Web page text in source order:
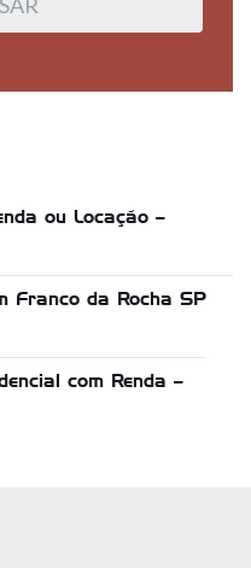
ou Locação –
Franco da Rocha SP
com Renda –